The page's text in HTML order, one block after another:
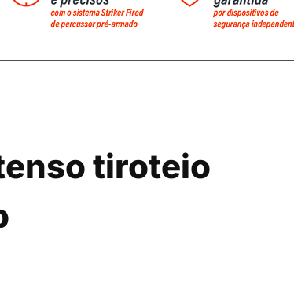
tiroteio